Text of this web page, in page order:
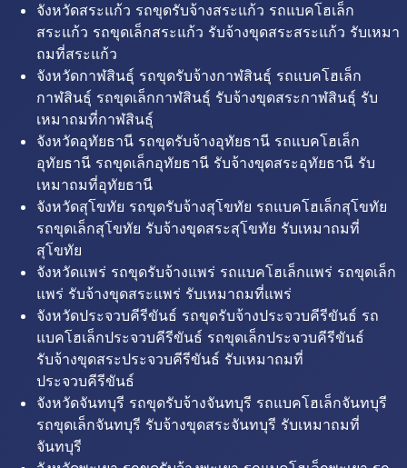
จังหวัดสระแก้ว รถขุดรับจ้างสระแก้ว รถแบคโฮเล็ก
สระแก้ว รถขุดเล็กสระแก้ว รับจ้างขุดสระสระแก้ว รับเหมา
ถมที่สระแก้ว
จังหวัดกาฬสินธุ์ รถขุดรับจ้างกาฬสินธุ์ รถแบคโฮเล็ก
กาฬสินธุ์ รถขุดเล็กกาฬสินธุ์ รับจ้างขุดสระกาฬสินธุ์ รับ
เหมาถมที่กาฬสินธุ์
จังหวัดอุทัยธานี รถขุดรับจ้างอุทัยธานี รถแบคโฮเล็ก
อุทัยธานี รถขุดเล็กอุทัยธานี รับจ้างขุดสระอุทัยธานี รับ
เหมาถมที่อุทัยธานี
จังหวัดสุโขทัย รถขุดรับจ้างสุโขทัย รถแบคโฮเล็กสุโขทัย
รถขุดเล็กสุโขทัย รับจ้างขุดสระสุโขทัย รับเหมาถมที่
สุโขทัย
จังหวัดแพร่ รถขุดรับจ้างแพร่ รถแบคโฮเล็กแพร่ รถขุดเล็ก
แพร่ รับจ้างขุดสระแพร่ รับเหมาถมที่แพร่
จังหวัดประจวบคีรีขันธ์ รถขุดรับจ้างประจวบคีรีขันธ์ รถ
แบคโฮเล็กประจวบคีรีขันธ์ รถขุดเล็กประจวบคีรีขันธ์
รับจ้างขุดสระประจวบคีรีขันธ์ รับเหมาถมที่
ประจวบคีรีขันธ์
จังหวัดจันทบุรี รถขุดรับจ้างจันทบุรี รถแบคโฮเล็กจันทบุรี
รถขุดเล็กจันทบุรี รับจ้างขุดสระจันทบุรี รับเหมาถมที่
จันทบุรี